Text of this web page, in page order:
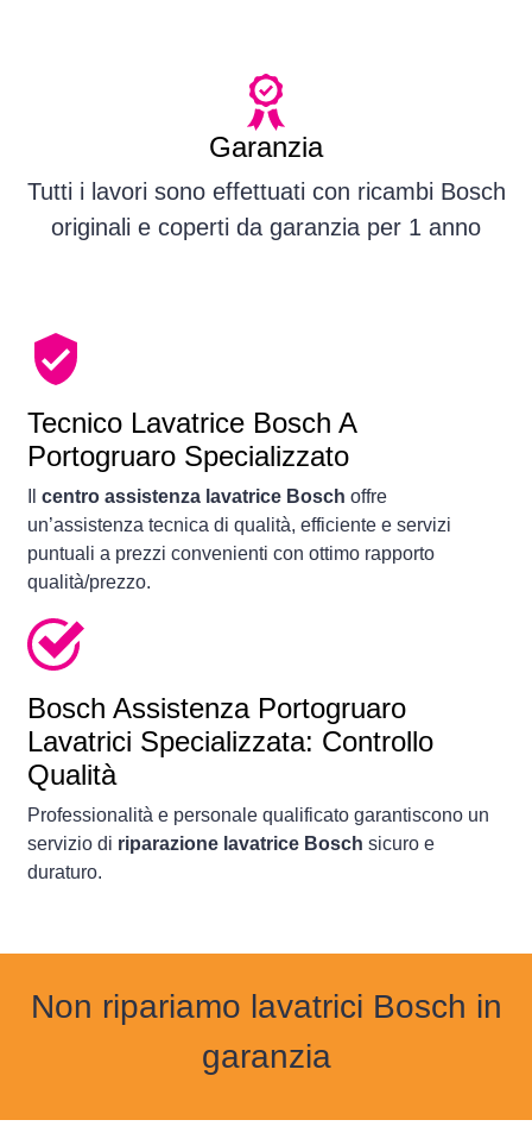
Garanzia
Tutti i lavori sono effettuati con ricambi Bosch
originali e coperti da garanzia per 1 anno
Tecnico Lavatrice Bosch A
Portogruaro Specializzato
centro assistenza lavatrice Bosch offre
un’assistenza tecnica di qualità, efficiente e servizi
puntuali a prezzi convenienti con ottimo rapporto
qualità/prezzo.
Bosch Assistenza Portogruaro
Lavatrici Specializzata: Controllo
Qualità
Professionalità e personale qualificato garantiscono un
servizio di riparazione lavatrice Bosch sicuro e
duraturo.
Non ripariamo lavatrici Bosch in
garanzia